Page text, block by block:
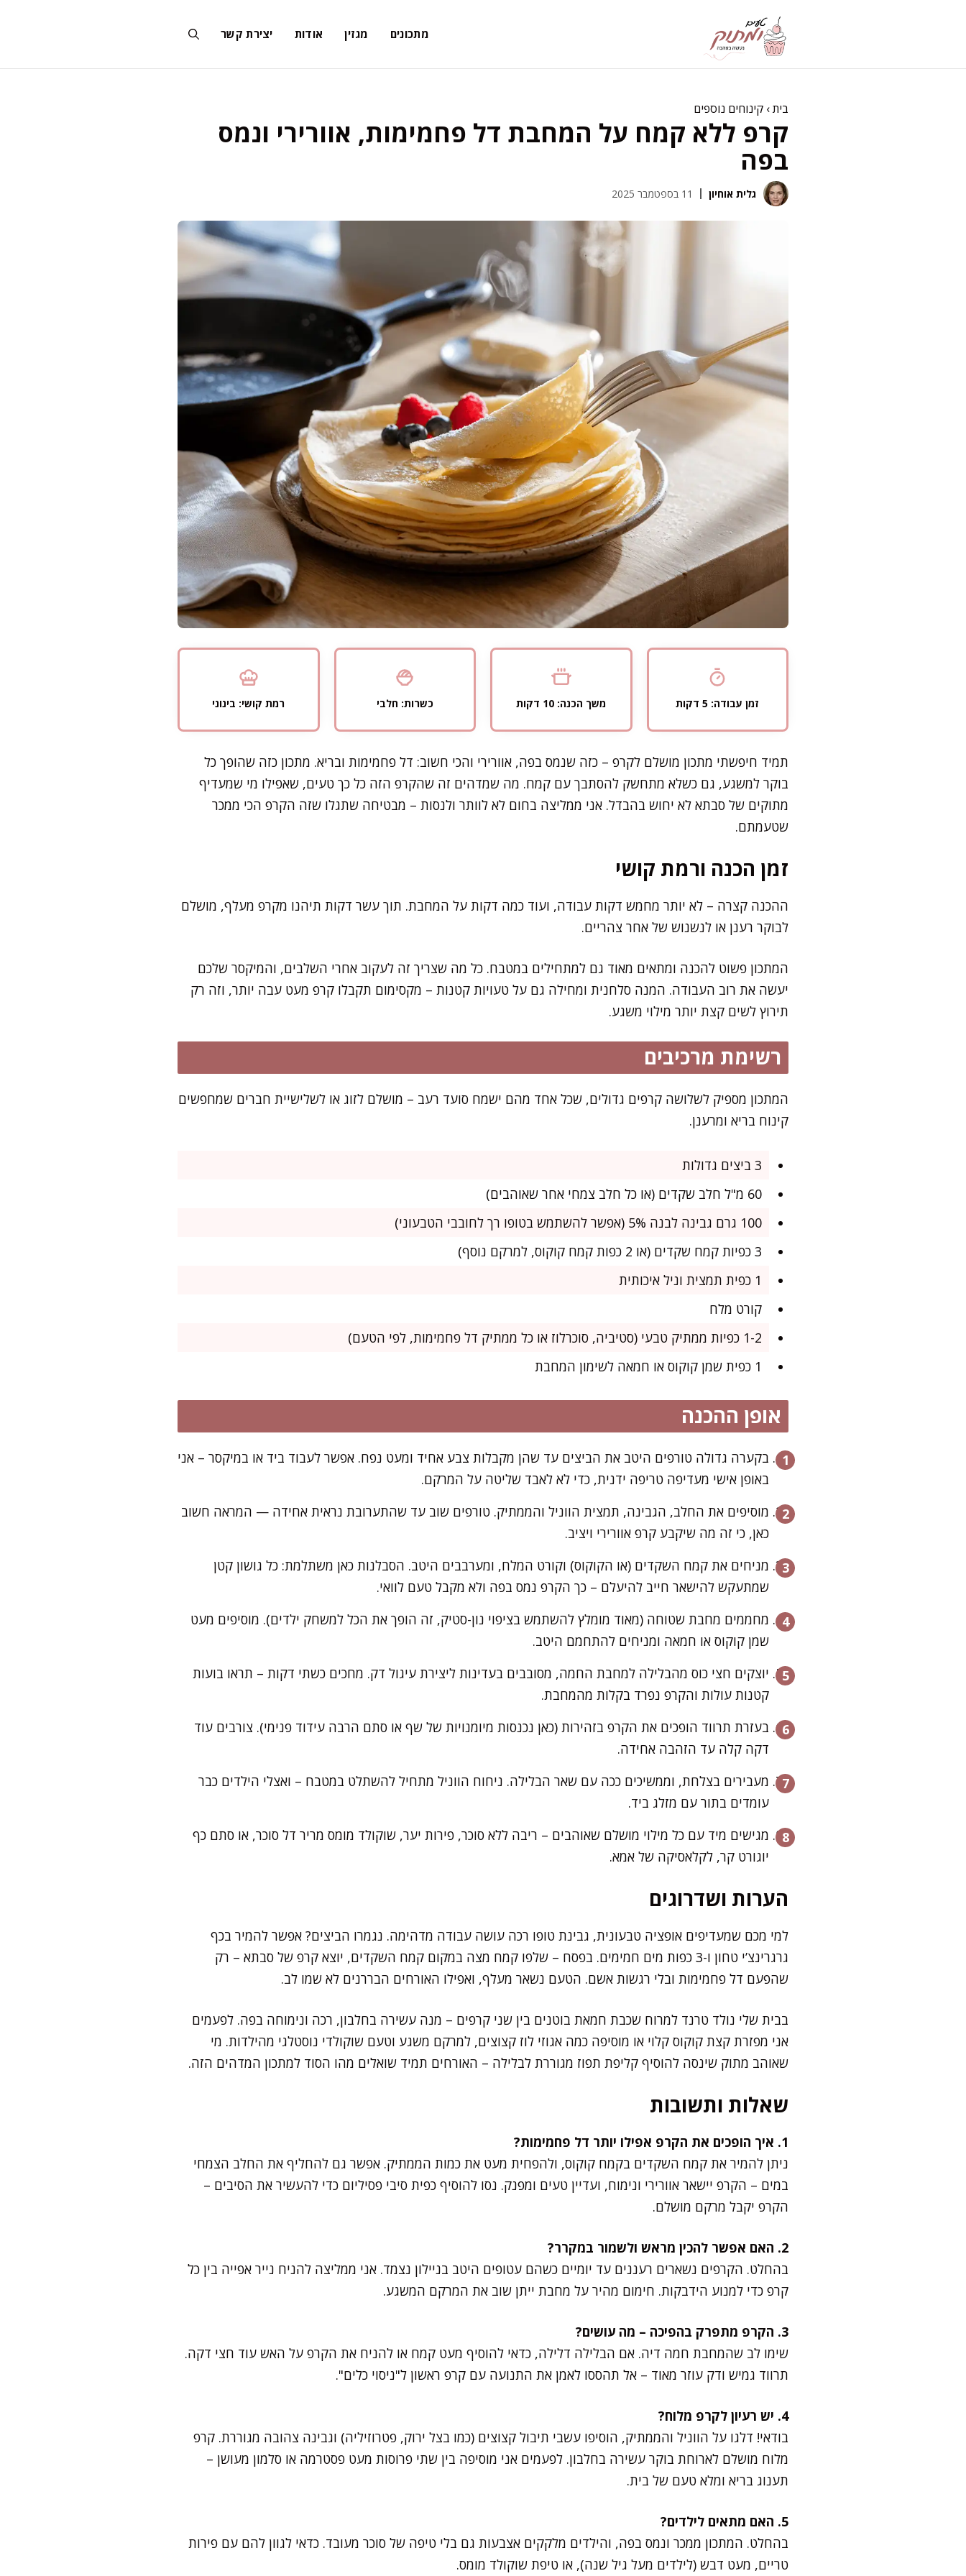
מתכונים מגזין אודות יצירת קשר
בית› קינוחים נוספים
קרפ ללא קמח על המחבת דל פחמימות, אוורירי ונמס
בפה
גלית אוחיון 11 בספטמבר 2025
זמן עבודה: 5 דקות משך הכנה: 10 דקות כשרות: חלבי רמת קושי: בינוני
תמיד חיפשתי מתכון מושלם לקרפ – כזה שנמס בפה, אוורירי והכי חשוב: דל פחמימות ובריא. מתכון כזה שהופך כל
בוקר למשגע, גם כשלא מתחשק להסתבך עם קמח. מה שמדהים זה שהקרפ הזה כל כך טעים, שאפילו מי שמעדיף
מתוקים של סבתא לא יחוש בהבדל. אני ממליצה בחום לא לוותר ולנסות – מבטיחה שתגלו שזה הקרפ הכי ממכר
שטעמתם.
זמן הכנה ורמת קושי
ההכנה קצרה – לא יותר מחמש דקות עבודה, ועוד כמה דקות על המחבת. תוך עשר דקות תיהנו מקרפ מעלף, מושלם
לבוקר רענן או לנשנוש של אחר צהריים.
המתכון פשוט להכנה ומתאים מאוד גם למתחילים במטבח. כל מה שצריך זה לעקוב אחרי השלבים, והמיקסר שלכם
יעשה את רוב העבודה. המנה סלחנית ומחילה גם על טעויות קטנות – מקסימום תקבלו קרפ מעט עבה יותר, וזה רק
תירוץ לשים קצת יותר מילוי משגע.
רשימת מרכיבים
המתכון מספיק לשלושה קרפים גדולים, שכל אחד מהם ישמח סועד רעב – מושלם לזוג או לשלישיית חברים שמחפשים
קינוח בריא ומרענן.
3 ביצים גדולות
60 מ"ל חלב שקדים (או כל חלב צמחי אחר שאוהבים)
100 גרם גבינה לבנה 5% (אפשר להשתמש בטופו רך לחובבי הטבעוני)
3 כפיות קמח שקדים (או 2 כפות קמח קוקוס, למרקם נוסף)
1 כפית תמצית וניל איכותית
קורט מלח
1-2 כפיות ממתיק טבעי (סטיביה, סוכרלוז או כל ממתיק דל פחמימות, לפי הטעם)
1 כפית שמן קוקוס או חמאה לשימון המחבת
אופן ההכנה
בקערה גדולה טורפים היטב את הביצים עד שהן מקבלות צבע אחיד ומעט נפח. אפשר לעבוד ביד או במיקסר – אני
באופן אישי מעדיפה טריפה ידנית, כדי לא לאבד שליטה על המרקם.
מוסיפים את החלב, הגבינה, תמצית הווניל והממתיק. טורפים שוב עד שהתערובת נראית אחידה — המראה חשוב
כאן, כי זה מה שיקבע קרפ אוורירי ויציב.
מניחים את קמח השקדים (או הקוקוס) וקורט המלח, ומערבבים היטב. הסבלנות כאן משתלמת: כל גושון קטן
שמתעקש להישאר חייב להיעלם – כך הקרפ נמס בפה ולא מקבל טעם לוואי.
מחממים מחבת שטוחה (מאוד מומלץ להשתמש בציפוי נון-סטיק, זה הופך את הכל למשחק ילדים). מוסיפים מעט
שמן קוקוס או חמאה ומניחים להתחמם היטב.
יוצקים חצי כוס מהבלילה למחבת החמה, מסובבים בעדינות ליצירת עיגול דק. מחכים כשתי דקות – תראו בועות
קטנות עולות והקרפ נפרד בקלות מהמחבת.
בעזרת תרווד הופכים את הקרפ בזהירות (כאן נכנסות מיומנויות של שף או סתם הרבה עידוד פנימי). צורבים עוד
דקה קלה עד הזהבה אחידה.
מעבירים בצלחת, וממשיכים ככה עם שאר הבלילה. ניחוח הווניל מתחיל להשתלט במטבח – ואצלי הילדים כבר
עומדים בתור עם מזלג ביד.
מגישים מיד עם כל מילוי מושלם שאוהבים – ריבה ללא סוכר, פירות יער, שוקולד מומס מריר דל סוכר, או סתם כף
יוגורט קר, לקלאסיקה של אמא.
הערות ושדרוגים
למי מכם שמעדיפים אופציה טבעונית, גבינת טופו רכה עושה עבודה מדהימה. נגמרו הביצים? אפשר להמיר בכף
גרגרינצ’י טחון ו-3 כפות מים חמימים. בפסח – שלפו קמח מצה במקום קמח השקדים, יוצא קרפ של סבתא – רק
שהפעם דל פחמימות ובלי רגשות אשם. הטעם נשאר מעלף, ואפילו האורחים הבררנים לא שמו לב.
בבית שלי נולד טרנד למרוח שכבת חמאת בוטנים בין שני קרפים – מנה עשירה בחלבון, רכה ונימוחה בפה. לפעמים
אני מפזרת קצת קוקוס קלוי או מוסיפה כמה אגוזי לוז קצוצים, למרקם משגע וטעם שוקולדי נוסטלגי מהילדות. מי
שאוהב מתוק שינסה להוסיף קליפת תפוז מגוררת לבלילה – האורחים תמיד שואלים מהו הסוד למתכון המדהים הזה.
שאלות ותשובות
1. איך הופכים את הקרפ אפילו יותר דל פחמימות?
ניתן להמיר את קמח השקדים בקמח קוקוס, ולהפחית מעט את כמות הממתיק. אפשר גם להחליף את החלב הצמחי
במים – הקרפ יישאר אוורירי ונימוח, ועדיין טעים ומפנק. נסו להוסיף כפית סיבי פסיליום כדי להעשיר את הסיבים –
הקרפ יקבל מרקם מושלם.
2. האם אפשר להכין מראש ולשמור במקרר?
בהחלט. הקרפים נשארים רעננים עד יומיים כשהם עטופים היטב בניילון נצמד. אני ממליצה להניח נייר אפייה בין כל
קרפ כדי למנוע הידבקות. חימום מהיר על מחבת ייתן שוב את המרקם המשגע.
3. הקרפ מתפרק בהפיכה – מה עושים?
שימו לב שהמחבת חמה דיה. אם הבלילה דלילה, כדאי להוסיף מעט קמח או להניח את הקרפ על האש עוד חצי דקה.
תרווד גמיש ודק עוזר מאוד – אל תהססו לאמן את התנועה עם קרפ ראשון ל"ניסוי כלים".
4. יש רעיון לקרפ מלוח?
בודאי! דלגו על הווניל והממתיק, הוסיפו עשבי תיבול קצוצים (כמו בצל ירוק, פטרוזיליה) וגבינה צהובה מגוררת. קרפ
מלוח מושלם לארוחת בוקר עשירה בחלבון. לפעמים אני מוסיפה בין שתי פרוסות מעט פסטרמה או סלמון מעושן –
תענוג בריא ומלא טעם של בית.
5. האם מתאים לילדים?
בהחלט. המתכון ממכר ונמס בפה, והילדים מלקקים אצבעות גם בלי טיפה של סוכר מעובד. כדאי לגוון להם עם פירות
טריים, מעט דבש (לילדים מעל גיל שנה), או טיפת שוקולד מומס.